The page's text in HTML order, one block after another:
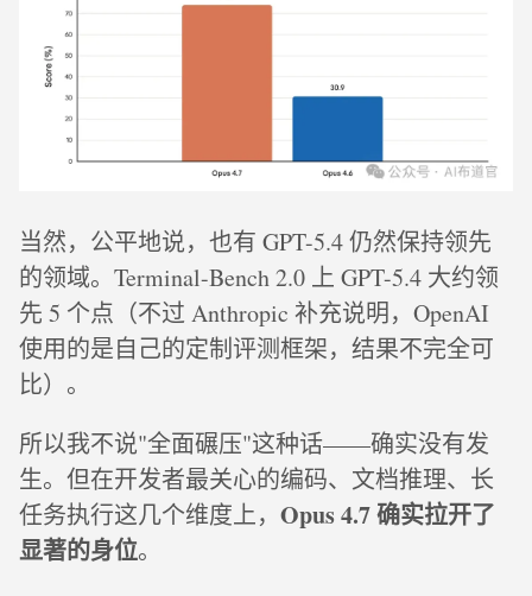
当然，公平地说，也有 GPT-5.4 仍然保持领先
的领域。Terminal-Bench 2.0 上 GPT-5.4 大约领
先 5 个点（不过 Anthropic 补充说明，OpenAI
使用的是自己的定制评测框架，结果不完全可
比）。
所以我不说"全面碾压"这种话——确实没有发
生。但在开发者最关心的编码、文档推理、长
任务执行这几个维度上， Opus 4.7 确实拉开了
显著的身位。